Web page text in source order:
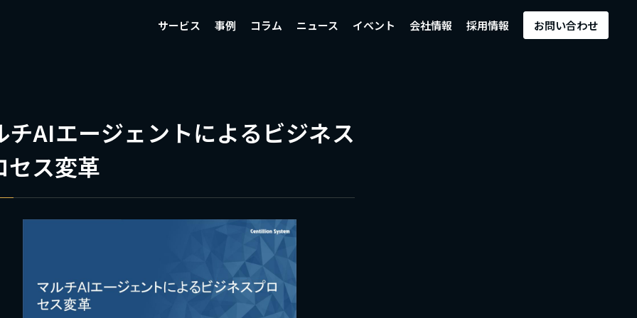
サービス 事例 コラム ニュース イベント 会社情報 採用情報 お問い合わせ
チAIエージェントによるビジネス
セス変革